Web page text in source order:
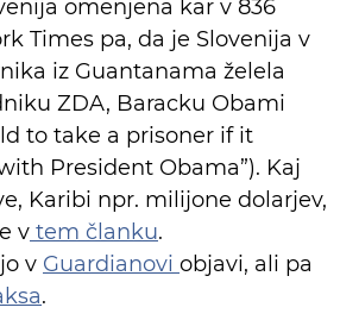
omenjena kar v 836
Times pa, da je Slovenija v
iz Guantanama želela
ZDA, Baracku Obami
to take a prisoner if it
President Obama”). Kaj
Karibi npr. milijone dolarjev,
v tem članku.
v Guardianovi objavi, ali pa
.